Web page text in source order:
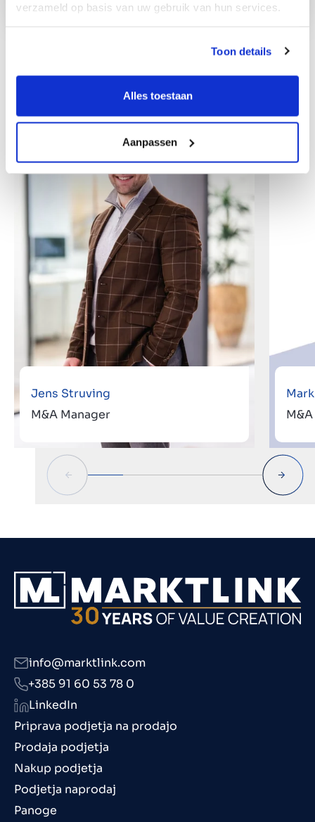
verzameld op basis van uw gebruik van hun services.
Toon details
Alles toestaan
Aanpassen
Other colleagues
Jens Struving
M&A Manager
Priprava podjetja na prodajo
Prodaja podjetja
Nakup podjetja
Podjetja naprodaj
Panoge
info@marktlink.com
+385 91 60 53 78 0
LinkedIn